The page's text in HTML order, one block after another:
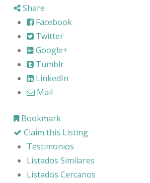
Share
Facebook
Twitter
Google+
Tumblr
LinkedIn
Mail
Bookmark
Claim this Listing
Testimonios
Listados Similares
Listados Cercanos